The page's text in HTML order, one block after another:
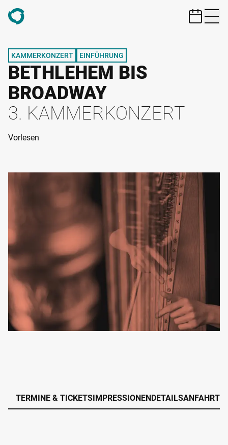
ZUM HAUPTINHALT SPRINGEN
Vorlesen
KAMMERKONZERT EINFÜHRUNG
BETHLEHEM BIS
BROADWAY
3. KAMMERKONZERT
TERMINE & TICKETSIMPRESSIONENDETAILSANFAHRT